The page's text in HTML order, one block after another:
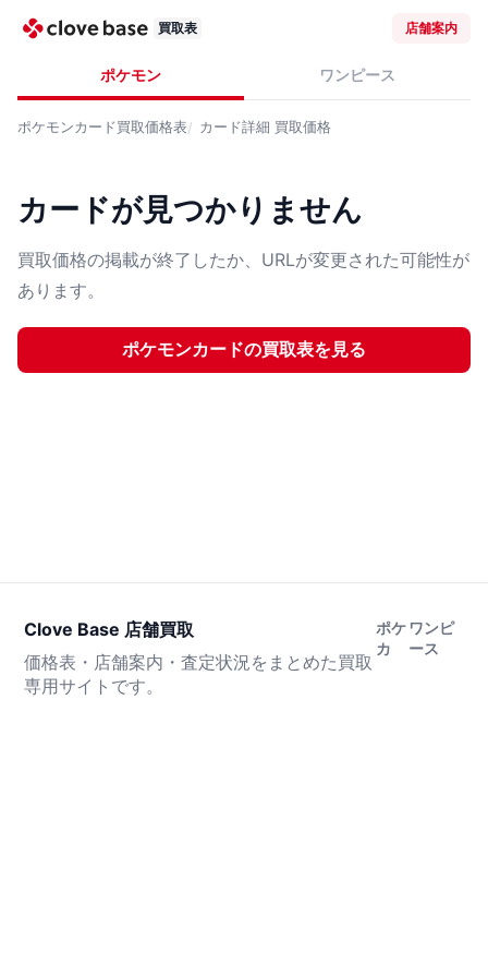
買取表 店舗案内
ポケモン ワンピース
ポケモンカード買取価格表 カード詳細 買取価格
カードが見つかりません
買取価格の掲載が終了したか、URLが変更された可能性が
あります。
ポケモンカードの買取表を見る
Clove Base 店舗買取
価格表・店舗案内・査定状況をまとめた買取
専用サイトです。
ポケ
カ
ワンピ
ース